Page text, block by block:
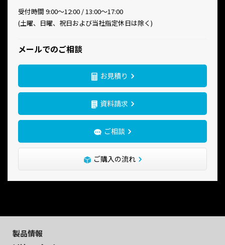
受付時間 9:00〜12:00 / 13:00〜17:00
(土曜、日曜、祝日および当社指定休日は除く)
メールでのご相談
お見積り
資料請求
ご相談
ご購入の流れ
製品情報